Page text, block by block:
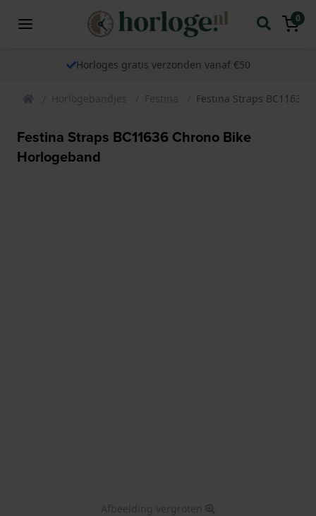
0
Horloges gratis verzonden vanaf €50
Horlogebandjes Festina Festina Straps BC11636
Festina Straps BC11636 Chrono Bike
Horlogeband
Afbeelding vergroten